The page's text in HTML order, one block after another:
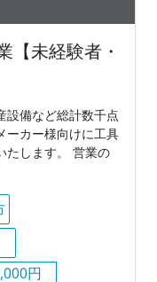
【未経験者・
設備など総計数千点
ーカー様向けに工具
たします。 営業の
円